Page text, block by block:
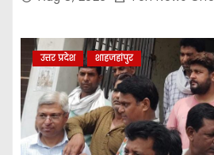
उत्तर प्रदेश शाहजहांपुर